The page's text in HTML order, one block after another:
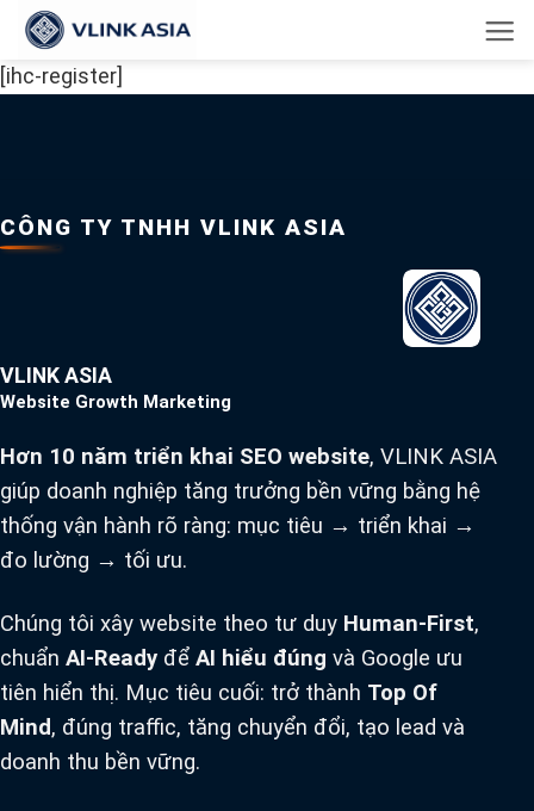
Bỏ
qua
nội
[ihc-register]
CÔNG TY TNHH VLINK ASIA
VLINK ASIA
Website Growth Marketing
Hơn 10 năm triển khai SEO website, VLINK ASIA
giúp doanh nghiệp tăng trưởng bền vững bằng hệ
thống vận hành rõ ràng: mục tiêu → triển khai →
đo lường → tối ưu.
Chúng tôi xây website theo tư duy Human-First,
chuẩn AI-Ready để AI hiểu đúng và Google ưu
tiên hiển thị. Mục tiêu cuối: trở thành Top Of
Mind, đúng traffic, tăng chuyển đổi, tạo lead và
doanh thu bền vững.